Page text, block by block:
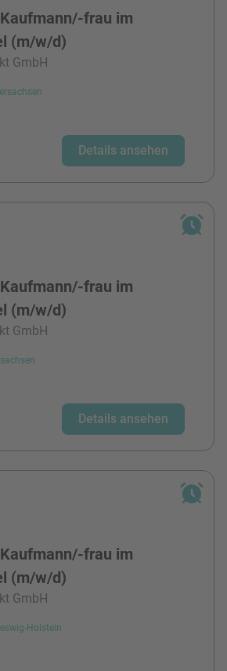
frau im
(m/w/d)
GmbH
Details ansehen
frau im
(m/w/d)
GmbH
Details ansehen
frau im
(m/w/d)
GmbH
Holstein